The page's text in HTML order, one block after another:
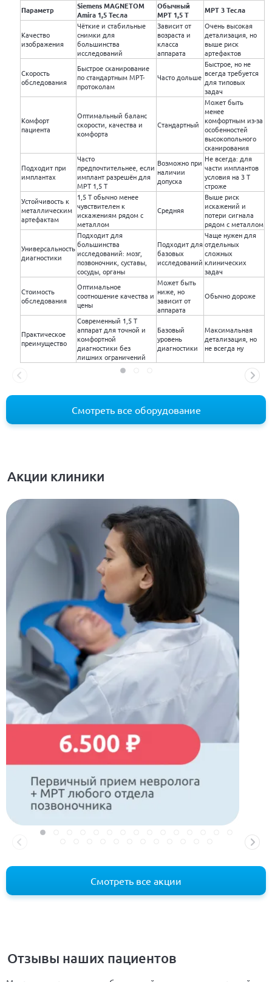
Смотреть все оборудование
Параметр
Siemens MAGNETOM
Amira 1,5 Тесла
Обычный
МРТ 1,5 Т
МРТ 3 Тесла
Качество
изображения
Чёткие и стабильные
снимки для
большинства
исследований
Зависит от
возраста и
класса
аппарата
Очень высокая
детализация, но
выше риск
артефактов
Скорость
обследования
Быстрое сканирование
по стандартным МРТ-
протоколам
Часто дольше
Быстрое, но не
всегда требуется
для типовых
задач
Комфорт
пациента
Оптимальный баланс
скорости, качества и
комфорта
Стандартный
Может быть
менее
комфортным из-за
особенностей
высокопольного
сканирования
Подходит при
имплантах
Часто
предпочтительнее, если
имплант разрешён для
МРТ 1,5 Т
Возможно при
наличии
допуска
Не всегда: для
части имплантов
условия на 3 Т
строже
Устойчивость к
металлическим
артефактам
1,5 Т обычно менее
чувствителен к
искажениям рядом с
металлом
Средняя
Выше риск
искажений и
потери сигнала
рядом с металлом
Универсальность
диагностики
Подходит для
большинства
исследований: мозг,
позвоночник, суставы,
сосуды, органы
Подходит для
базовых
исследований
Чаще нужен для
отдельных
сложных
клинических
задач
Стоимость
обследования
Оптимальное
соотношение качества и
цены
Может быть
ниже, но
зависит от
аппарата
Обычно дороже
Практическое
преимущество
Современный 1,5 Т
аппарат для точной и
комфортной
диагностики без
лишних ограничений
Базовый
уровень
диагностики
Максимальная
детализация, но
не всегда ну
Акции клиники
Смотреть все акции
Отзывы наших пациентов